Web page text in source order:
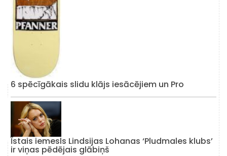
6 spēcīgākais slidu klājs iesācējiem un Pro
Īstais iemesls Lindsijas Lohanas ‘Pludmales klubs’
ir viņas pēdējais glābiņš